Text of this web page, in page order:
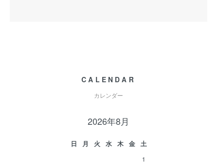
CALENDAR
カレンダー
2026年8月
日 月 火 水 木 金
土
1